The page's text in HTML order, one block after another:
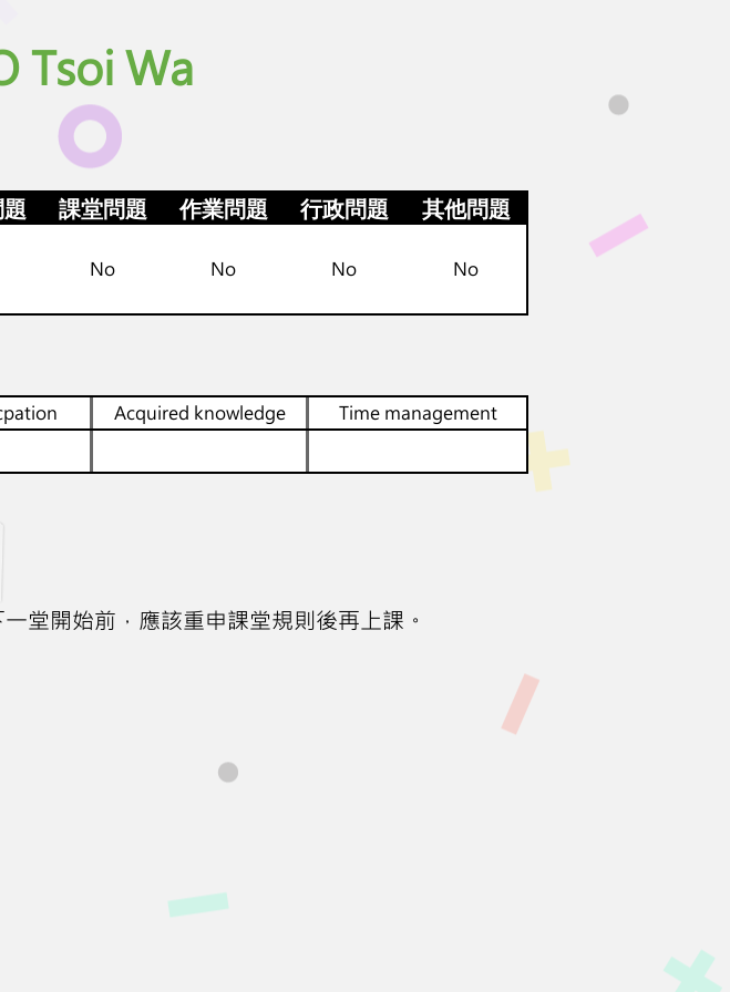
Tsoi Wa
課堂問題 作業問題 行政問題 其他問題
No No No No
Acquired knowledge Time management
堂開始前，應該重申課堂規則後再上課。